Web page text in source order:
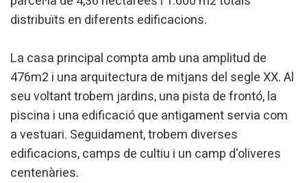
distribuïts en diferents edificacions.
La casa principal compta amb una amplitud de
476m2 i una arquitectura de mitjans del segle XX. Al
seu voltant trobem jardins, una pista de frontó, la
piscina i una edificació que antigament servia com
a vestuari. Seguidament, trobem diverses
edificacions, camps de cultiu i un camp d'oliveres
centenàries.